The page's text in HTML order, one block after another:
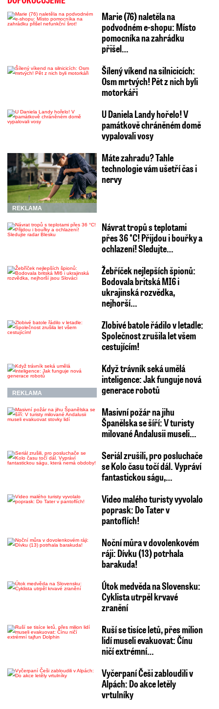
Marie (76) naletěla na
podvodném e-shopu: Místo
pomocníka na zahrádku
přišel…
Šílený víkend na silnicicích:
Osm mrtvých! Pět z nich byli
motorkáři
U Daniela Landy hořelo! V
památkově chráněném domě
vypalovali vosy
REKLAMA
Máte zahradu? Tahle
technologie vám ušetří čas i
nervy
Návrat tropů s teplotami
přes 36 °C! Přijdou i bouřky a
ochlazení! Sledujte…
Žebříček nejlepších špionů:
Bodovala britská MI6 i
ukrajinská rozvědka,
nejhorší…
Zlobivé batole řádilo v letadle:
Společnost zrušila let všem
cestujícím!
REKLAMA
Když trávník seká umělá
inteligence: Jak funguje nová
generace robotů
Masivní požár na jihu
Španělska se šíří: V turisty
milované Andalusii museli…
Seriál zrušili, pro posluchače
se Kolo času točí dál. Vypráví
fantastickou ságu,…
Video malého turisty vyvolalo
poprask: Do Tater v
pantoflích!
Noční můra v dovolenkovém
ráji: Dívku (13) potrhala
barakuda!
Útok medvěda na Slovensku:
Cyklista utrpěl krvavé
zranění
Ruší se tisíce letů, přes milion
lidí museli evakuovat: Čínu
ničí extrémní…
Vyčerpaní Češi zabloudili v
Alpách: Do akce letěly
vrtulníky